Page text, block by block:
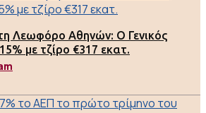
Λεωφόρο Αθηνών: Ο Γενικός
με τζίρο €317 εκατ.